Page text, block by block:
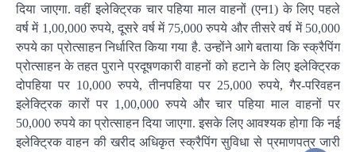
दिया जाएगा. वहीं इलेक्ट्रिक चार पहिया माल वाहनों (एन1) के लिए पहले
वर्ष में 1,00,000 रुपये, दूसरे वर्ष में 75,000 रुपये और तीसरे वर्ष में 50,000
रुपये का प्रोत्साहन निर्धारित किया गया है. उन्होंने आगे बताया कि स्क्रैपिंग
प्रोत्साहन के तहत पुराने प्रदूषणकारी वाहनों को हटाने के लिए इलेक्ट्रिक
दोपहिया पर 10,000 रुपये, तीनपहिया पर 25,000 रुपये, गैर-परिवहन
इलेक्ट्रिक कारों पर 1,00,000 रुपये और चार पहिया माल वाहनों पर
50,000 रुपये का प्रोत्साहन दिया जाएगा. इसके लिए आवश्यक होगा कि नई
इलेक्ट्रिक वाहन की खरीद अधिकृत स्क्रैपिंग सुविधा से प्रमाणपत्र जारी